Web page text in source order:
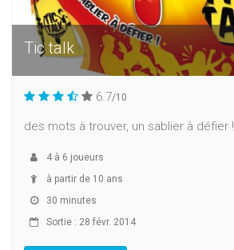
Tic talk
6.7/10
des mots à trouver, un sablier à défier !
4 à 6 joueurs
à partir de 10 ans
30 minutes
Sortie : 28 févr. 2014